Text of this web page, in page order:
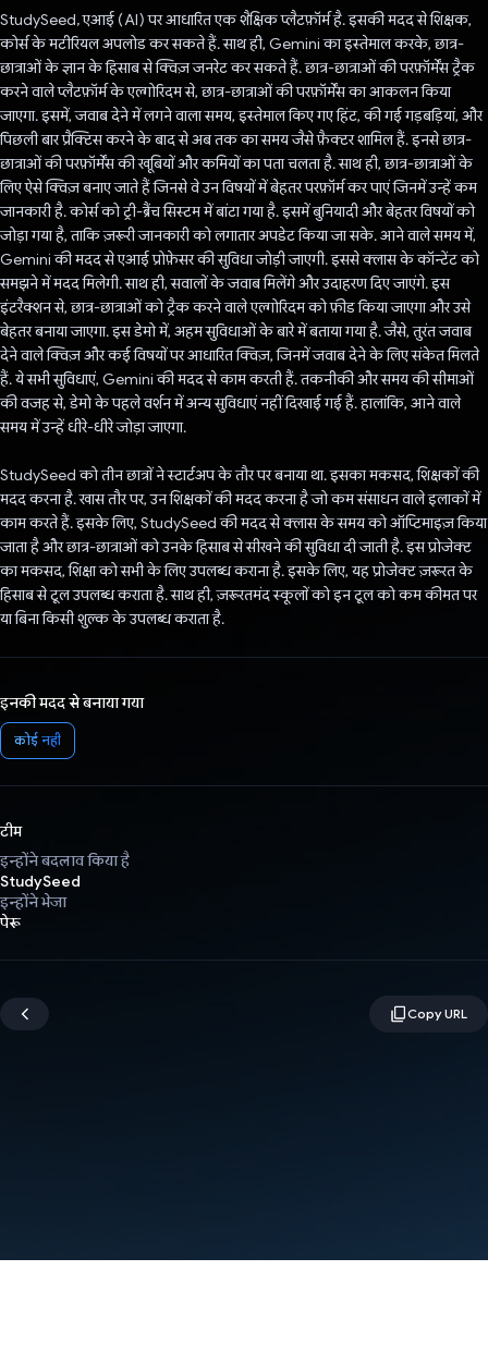
StudySeed, एआई (AI) पर आधारित एक शैक्षिक प्लैटफ़ॉर्म है. इसकी मदद से शिक्षक,
कोर्स के मटीरियल अपलोड कर सकते हैं. साथ ही, Gemini का इस्तेमाल करके, छात्र-
छात्राओं के ज्ञान के हिसाब से क्विज़ जनरेट कर सकते हैं. छात्र-छात्राओं की परफ़ॉर्मेंस ट्रैक
करने वाले प्लैटफ़ॉर्म के एल्गोरिदम से, छात्र-छात्राओं की परफ़ॉर्मेंस का आकलन किया
जाएगा. इसमें, जवाब देने में लगने वाला समय, इस्तेमाल किए गए हिंट, की गई गड़बड़ियां, और
पिछली बार प्रैक्टिस करने के बाद से अब तक का समय जैसे फ़ैक्टर शामिल हैं. इनसे छात्र-
छात्राओं की परफ़ॉर्मेंस की खूबियों और कमियों का पता चलता है. साथ ही, छात्र-छात्राओं के
लिए ऐसे क्विज़ बनाए जाते हैं जिनसे वे उन विषयों में बेहतर परफ़ॉर्म कर पाएं जिनमें उन्हें कम
जानकारी है. कोर्स को ट्री-ब्रैंच सिस्टम में बांटा गया है. इसमें बुनियादी और बेहतर विषयों को
जोड़ा गया है, ताकि ज़रूरी जानकारी को लगातार अपडेट किया जा सके. आने वाले समय में,
Gemini की मदद से एआई प्रोफ़ेसर की सुविधा जोड़ी जाएगी. इससे क्लास के कॉन्टेंट को
समझने में मदद मिलेगी. साथ ही, सवालों के जवाब मिलेंगे और उदाहरण दिए जाएंगे. इस
इंटरैक्शन से, छात्र-छात्राओं को ट्रैक करने वाले एल्गोरिदम को फ़ीड किया जाएगा और उसे
बेहतर बनाया जाएगा. इस डेमो में, अहम सुविधाओं के बारे में बताया गया है. जैसे, तुरंत जवाब
देने वाले क्विज़ और कई विषयों पर आधारित क्विज़, जिनमें जवाब देने के लिए संकेत मिलते
हैं. ये सभी सुविधाएं, Gemini की मदद से काम करती हैं. तकनीकी और समय की सीमाओं
की वजह से, डेमो के पहले वर्शन में अन्य सुविधाएं नहीं दिखाई गई हैं. हालांकि, आने वाले
समय में उन्हें धीरे-धीरे जोड़ा जाएगा.
StudySeed को तीन छात्रों ने स्टार्टअप के तौर पर बनाया था. इसका मकसद, शिक्षकों की
मदद करना है. खास तौर पर, उन शिक्षकों की मदद करना है जो कम संसाधन वाले इलाकों में
काम करते हैं. इसके लिए, StudySeed की मदद से क्लास के समय को ऑप्टिमाइज़ किया
जाता है और छात्र-छात्राओं को उनके हिसाब से सीखने की सुविधा दी जाती है. इस प्रोजेक्ट
का मकसद, शिक्षा को सभी के लिए उपलब्ध कराना है. इसके लिए, यह प्रोजेक्ट ज़रूरत के
हिसाब से टूल उपलब्ध कराता है. साथ ही, ज़रूरतमंद स्कूलों को इन टूल को कम कीमत पर
या बिना किसी शुल्क के उपलब्ध कराता है.
इनकी मदद से बनाया गया
कोई नहीं
टीम
इन्होंने बदलाव किया है
StudySeed
इन्होंने भेजा
पेरू